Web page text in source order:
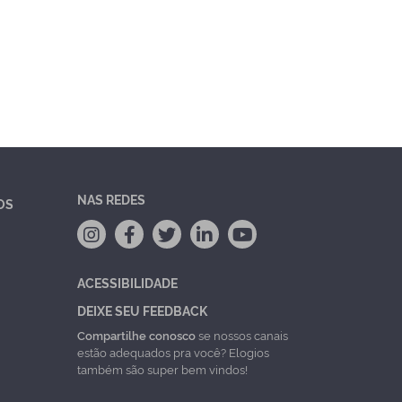
NAS REDES
ACESSIBILIDADE
DEIXE SEU FEEDBACK
Compartilhe conoscose nossos canais
estão adequados pra você? Elogios
também são super bem vindos!